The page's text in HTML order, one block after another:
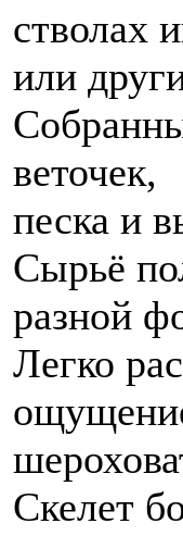
стволах
или
веточек,
песка и
Сырьё
разной
Легко
Скелет